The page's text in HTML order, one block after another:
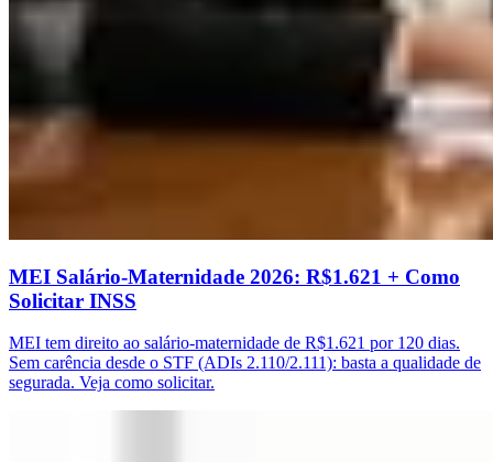
MEI Salário-Maternidade 2026: R$1.621 + Como
Solicitar INSS
MEI tem direito ao salário-maternidade de R$1.621 por 120 dias.
Sem carência desde o STF (ADIs 2.110/2.111): basta a qualidade de
segurada. Veja como solicitar.